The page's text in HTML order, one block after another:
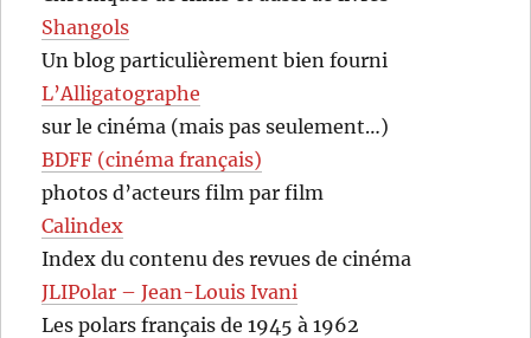
Shangols
Un blog particulièrement bien fourni
L’Alligatographe
sur le cinéma (mais pas seulement…)
BDFF (cinéma français)
photos d’acteurs film par film
Calindex
Index du contenu des revues de cinéma
JLIPolar – Jean-Louis Ivani
Les polars français de 1945 à 1962